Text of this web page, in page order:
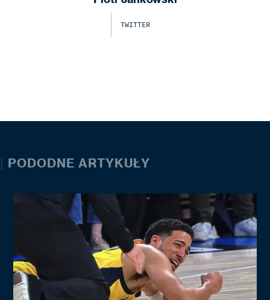
TWITTER
| PODODNE ARTYKUŁY